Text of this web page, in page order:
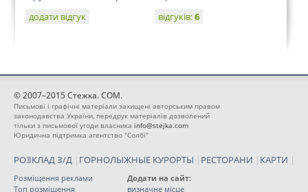
додати відгук
відгуків:6
© 2007–2015 Стежка. COM.
Письмові і графічні матеріали захищені авторським правом
законодавства України, передрук матеріалів дозволений
тільки з письмової угоди власника info@stejka.com
Юридична підтримка агентство "Солбі"
РОЗКЛАД З/Д | ГОРНОЛЫЖНЫЕ КУРОРТЫ | РЕСТОРАНИ | КАРТИ |
Розміщення реклами
Топ розміщення
Додати на сайт:
визначне місце